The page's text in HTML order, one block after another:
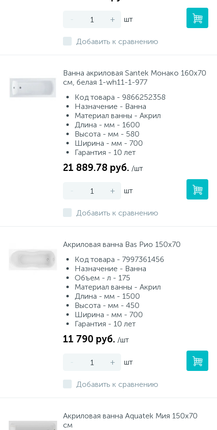
- + шт
Добавить к сравнению
Ванна акриловая Santek Монако 160х70
см, белая 1-wh11-1-977
Код товара - 9866252358
Назначение - Ванна
Материал ванны - Акрил
Длина - мм - 1600
Высота - мм - 580
Ширина - мм - 700
Гарантия - 10 лет
21 889.78 руб. /шт
- + шт
Добавить к сравнению
Акриловая ванна Bas Рио 150х70
Код товара - 7997361456
Назначение - Ванна
Объем - л - 175
Материал ванны - Акрил
Длина - мм - 1500
Высота - мм - 450
Ширина - мм - 700
Гарантия - 10 лет
11 790 руб. /шт
- + шт
Добавить к сравнению
Акриловая ванна Aquatek Мия 150х70
см